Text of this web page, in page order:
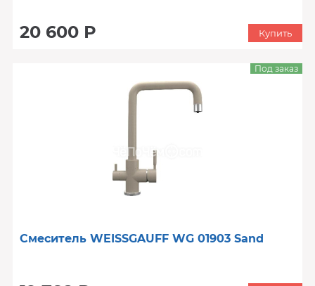
20 600 Р Купить
Смеситель WEISSGAUFF WG 01903 Sand
Под заказ